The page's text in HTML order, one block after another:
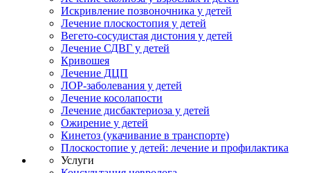
Искривление позвоночника у детей
Лечение плоскостопия у детей
Вегето-сосудистая дистония у детей
Лечение СДВГ у детей
Кривошея
Лечение ДЦП
ЛОР-заболевания у детей
Лечение косолапости
Лечение дисбактериоза у детей
Ожирение у детей
Кинетоз (укачивание в транспорте)
Плоскостопие у детей: лечение и профилактика
Услуги